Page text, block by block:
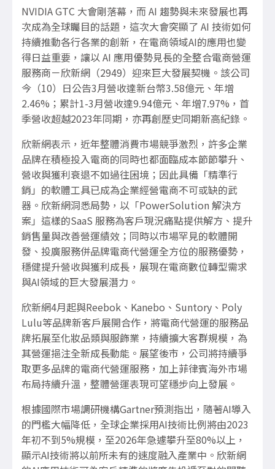
NVIDIA GTC 大會剛落幕，而 AI 趨勢與未來發展也再
次成為全球矚目的話題，這次大會突顯了 AI 技術如何
持續推動各行各業的創新，在電商領域AI的應用也變
得日益重要，讓以 AI 應用優勢見長的全整合電商營運
服務商－欣新網（2949）迎來巨大發展契機。該公司
今（10）日公告3月營收達新台幣3.58億元、年增
2.46%；累計1-3月營收達9.94億元、年增7.97%，首
季營收超越2023年同期，亦再創歷史同期新高紀錄。
欣新網表示，近年整體消費市場競爭激烈，許多企業
品牌在積極投入電商的同時也都面臨成本節節攀升、
營收與獲利衰退不如過往困境；因此具備「精準行
銷」的軟體工具已成為企業經營電商不可或缺的武
器。欣新網洞悉局勢，以「PowerSolution解決方
案」這樣的SaaS 服務為客戶現況痛點提供解方、提升
銷售量與改善營運績效；同時以市場罕見的軟體開
發、投廣服務併品牌電商代營運全方位的服務優勢，
穩健提升營收與獲利成長，展現在電商數位轉型需求
與AI領域的巨大發展潛力。
欣新網4月起與Reebok 、 Kanebo 、 Suntory 、 Poly
Lulu等品牌新客戶展開合作，將電商代營運的服務品
牌拓展至化妝品類與服飾業，持續擴大客群規模，為
其營運挹注全新成長動能。展望後市，公司將持續爭
取更多品牌的電商代營運服務，加上菲律賓海外市場
布局持續升溫，整體營運表現可望穩步向上發展。
根據國際市場調研機構Gartner預測指出，隨著AI導入
的門檻大幅降低，全球企業採用AI技術比例將由2023
年初不到5%規模，至2026年急遽攀升至80%以上，
顯示AI技術將以前所未有的速度融入產業中。欣新網